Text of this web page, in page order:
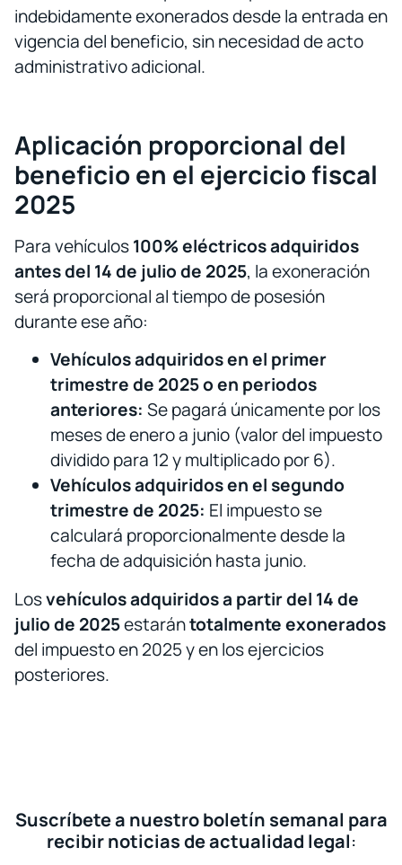
indebidamente exonerados desde la entrada en
vigencia del beneficio, sin necesidad de acto
administrativo adicional.
Aplicación proporcional del
beneficio en el ejercicio fiscal
2025
Para vehículos100% eléctricos adquiridos
antes del 14 de julio de 2025, la exoneración
será proporcional al tiempo de posesión
durante ese año:
Vehículos adquiridos en el primer
trimestre de 2025 o en periodos
anteriores: Se pagará únicamente por los
meses de enero a junio (valor del impuesto
dividido para 12 y multiplicado por 6).
Vehículos adquiridos en el segundo
trimestre de 2025: El impuesto se
calculará proporcionalmente desde la
fecha de adquisición hasta junio.
Losvehículos adquiridos a partir del 14 de
julio de 2025estarántotalmente exonerados
del impuesto en 2025 y en los ejercicios
posteriores.
Suscríbete a nuestro boletín semanal para
recibir noticias de actualidad legal: